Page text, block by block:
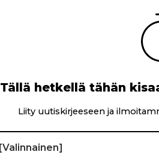
Tällä hetkellä tähän
Liity uutiskirjeeseen ja